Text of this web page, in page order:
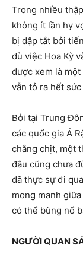
Trong nhiều
không ít lần hy
bị dập tắt bởi
dù việc Hoa Kỳ
được xem là
vẫn tỏ ra hết
Bởi tại Trung
các quốc gia Ả
chằng chịt, một
đâu cũng chưa
đã thực sự đi
mong manh
có thể bùng nổ
NGƯỜI QUAN